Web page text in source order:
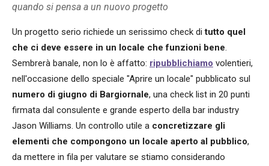
quando si pensa a un nuovo progetto
Un progetto serio richiede un serissimo check ditutto quel
che ci deve essere in un locale che funzioni bene.
Sembrerà banale, non lo è affatto: ripubblichiamo volentieri,
nell'occasione dello speciale "Aprire un locale" pubblicato sul
numero di giugno di Bargiornale, una check list in 20 punti
firmata dal consulente e grande esperto della bar industry
Jason Williams. Un controllo utile a concretizzare gli
elementi che compongono un locale aperto al pubblico,
da mettere in fila per valutare se stiamo considerando